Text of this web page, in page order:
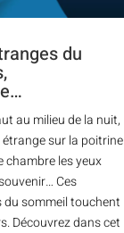
du
au milieu de la nuit,
sur la poitrine
les yeux
Ces
du sommeil touchent
Découvrez dans cet